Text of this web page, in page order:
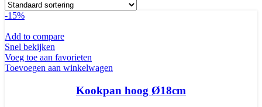
-15%
Add to compare
Snel bekijken
Voeg toe aan favorieten
Toevoegen aan winkelwagen
Kookpan hoog Ø18cm